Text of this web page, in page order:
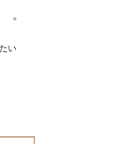
い